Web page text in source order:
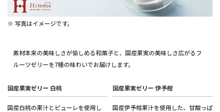
※ 写真はイメージです。
素材本来の美味しさが愉しめる和菓子と、国産果実の美味しさ広がるフ
ルーツゼリーを7種の味わいでお届けします。
国産果実ゼリー 白桃
国産白桃の果汁とピューレを使用し
国産果実ゼリー 伊予柑
国産伊予柑果汁を使用した、甘酸っぱ